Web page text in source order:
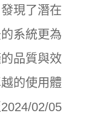
現了潛在
系統更為
品質與效
的使用體
02/05